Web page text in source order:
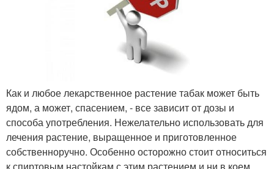
Как и любое лекарственное растение табак может быть
ядом, а может, спасением, - все зависит от дозы и
способа употребления. Нежелательно использовать для
лечения растение, выращенное и приготовленное
собственноручно. Особенно осторожно стоит относиться
к спиртовым настойкам с этим растением и ни в коем